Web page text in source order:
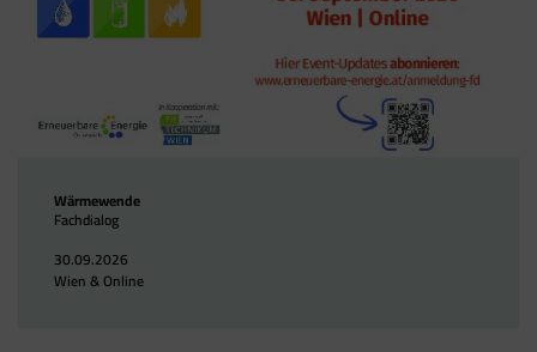
Wärmewende
Fachdialog
30.09.2026
Wien & Online